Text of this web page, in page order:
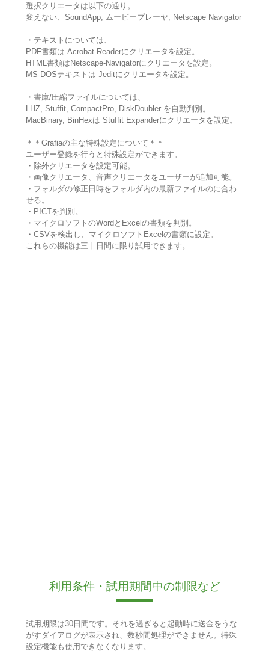
選択クリエータは以下の通り。
変えない、SoundApp, ムービープレーヤ, Netscape Navigator
・テキストについては、
PDF書類は Acrobat-Readerにクリエータを設定。
HTML書類はNetscape-Navigatorにクリエータを設定。
MS-DOSテキストは Jeditにクリエータを設定。
・書庫/圧縮ファイルについては、
LHZ, Stuffit, CompactPro, DiskDoubler を自動判別。
MacBinary, BinHexは Stuffit Expanderにクリエータを設定。
＊＊Grafiaの主な特殊設定について＊＊
ユーザー登録を行うと特殊設定ができます。
・除外クリエータを設定可能。
・画像クリエータ、音声クリエータをユーザーが追加可能。
・フォルダの修正日時をフォルダ内の最新ファイルのに合わ
せる。
・PICTを判別。
・マイクロソフトのWordとExcelの書類を判別。
・CSVを検出し、マイクロソフトExcelの書類に設定。
これらの機能は三十日間に限り試用できます。
利用条件・試用期間中の制限など
試用期限は30日間です。それを過ぎると起動時に送金をうな
がすダイアログが表示され、数秒間処理ができません。特殊
設定機能も使用できなくなります。